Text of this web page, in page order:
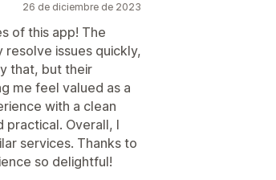
26 de diciembre de 2023
of this app! The
issues quickly,
that, but their
me feel valued as a
with a clean
practical. Overall, I
services. Thanks to
so delightful!